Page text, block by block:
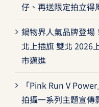
仔、再送限定拍立得
鍋物界人氣品牌登場
北上插旗 雙北 2026
市邁進
「Pink Run V
拍攝一系列主題宣傳